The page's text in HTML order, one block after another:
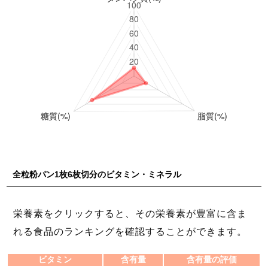
全粒粉パン1枚6枚切分のビタミン・ミネラル
栄養素をクリックすると、その栄養素が豊富に含ま
れる食品のランキングを確認することができます。
ビタミン 含有量 含有量の評価